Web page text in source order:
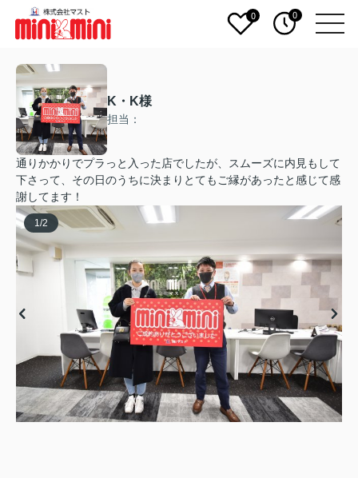
0 0
K・K様
担当：
通りかかりでプラっと入った店でしたが、スムーズに内見もして
下さって、その日のうちに決まりとてもご縁があったと感じて感
謝してます！
1 /2